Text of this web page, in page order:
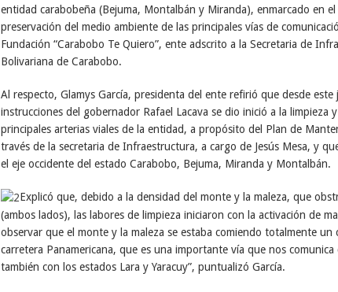
entidad carabobeña (Bejuma, Montalbán y Miranda), enmarcado en
preservación del medio ambiente de las principales vías de
Fundación “Carabobo Te Quiero”, ente adscrito a la Secretaria de
Bolivariana de Carabobo.
Al respecto, Glamys García, presidenta del ente refirió que desde
instrucciones del gobernador Rafael Lacava se dio inició a la limpieza
principales arterias viales de la entidad, a propósito del Plan de
través de la secretaria de Infraestructura, a cargo de Jesús Mesa, y
el eje occidente del estado Carabobo, Bejuma, Miranda y Montalbán.
Explicó que, debido a la densidad del monte y la maleza, que
(ambos lados), las labores de limpieza iniciaron con la activación de
observar que el monte y la maleza se estaba comiendo totalmente un
carretera Panamericana, que es una importante vía que nos
también con los estados Lara y Yaracuy”, puntualizó García.